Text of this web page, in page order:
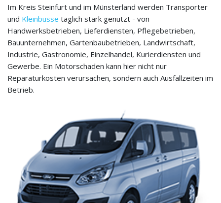
Im Kreis Steinfurt und im Münsterland werden Transporter
und Kleinbusse täglich stark genutzt - von
Handwerksbetrieben, Lieferdiensten, Pflegebetrieben,
Bauunternehmen, Gartenbaubetrieben, Landwirtschaft,
Industrie, Gastronomie, Einzelhandel, Kurierdiensten und
Gewerbe. Ein Motorschaden kann hier nicht nur
Reparaturkosten verursachen, sondern auch Ausfallzeiten im
Betrieb.